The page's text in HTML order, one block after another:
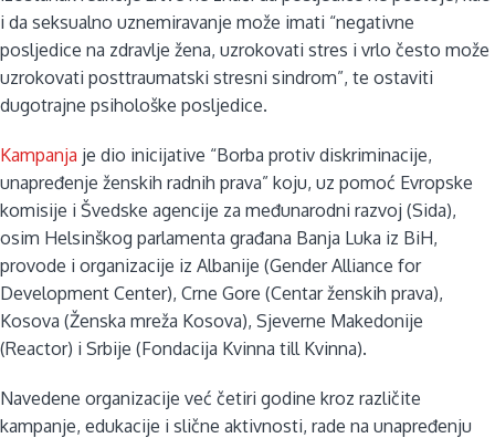
i da seksualno uznemiravanje može imati “negativne
posljedice na zdravlje žena, uzrokovati stres i vrlo često može
uzrokovati posttraumatski stresni sindrom”, te ostaviti
dugotrajne psihološke posljedice.
Kampanja je dio inicijative “Borba protiv diskriminacije,
unapređenje ženskih radnih prava” koju, uz pomoć Evropske
komisije i Švedske agencije za međunarodni razvoj (Sida),
osim Helsinškog parlamenta građana Banja Luka iz BiH,
provode i organizacije iz Albanije (Gender Alliance for
Development Center), Crne Gore (Centar ženskih prava),
Kosova (Ženska mreža Kosova), Sjeverne Makedonije
(Reactor) i Srbije (Fondacija Kvinna till Kvinna).
Navedene organizacije već četiri godine kroz različite
kampanje, edukacije i slične aktivnosti, rade na unapređenju